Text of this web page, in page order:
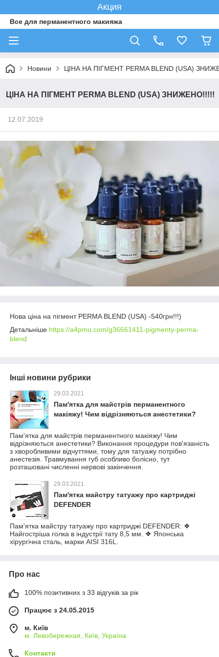
Акция
Все для перманентного макияжа
Новини ЦІНА НА ПІГМЕНТ PERMA BLEND (USA)
ЦІНА НА ПІГМЕНТ PERMA BLEND (USA) ЗНИЖЕНО!!!!!
12.07.2019
Нова ціна на пігмент PERMA BLEND (USA) -540грн!!!)
Детальніше https://a4pmu.com/g36661411-pigmenty-perma-
blend
Інші новини рубрики
29.03.2021
Пам'ятка для майстрів перманентного
макіяжу! Чим відрізняються анестетики?
Пам'ятка для майстрів перманентного макіяжу! Чим
відрізняються анестетики? Виконання процедури пов'язаність
з хворобливими відчуттями, тому для татуажу потрібно
анестезія. Травмування губ особливо болісно, тут
розташовані численні нервові закінчення.
29.03.2021
Пам'ятка майстру татуажу про картриджі
DEFENDER
Пам'ятка майстру татуажу про картриджі DEFENDER: ❖
Найгостріша голка в індустрії тату 8,5 мм. ❖ Японська
хірургічна сталь, марки AISI 316L.
Про нас
100% позитивних з 33 відгуків за рік
Працює з 24.05.2015
м. Київ
м. Левобережная, Київ, Україна
Контакти